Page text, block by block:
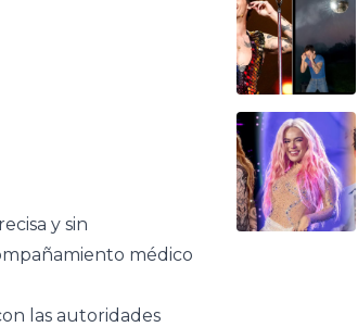
y sin
médico
las autoridades